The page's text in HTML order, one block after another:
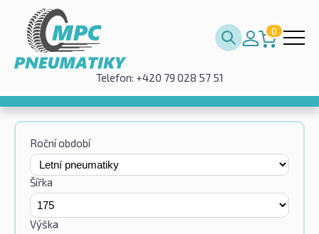
0
Telefon: +420 79 028 57 51
Roční období
Šířka
Výška